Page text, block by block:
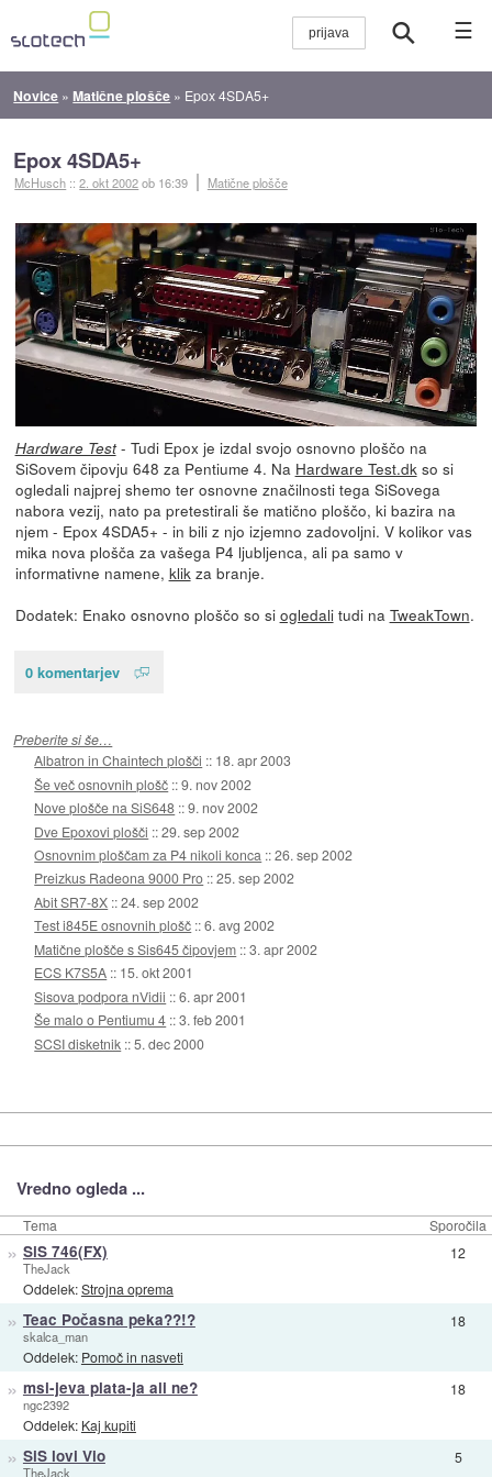
☰
Novice »Matične plošče » Epox 4SDA5+
Epox 4SDA5+
McHusch ::2. okt 2002ob 16:39 Matične plošče
Hardware Test- Tudi Epox je izdal svojo osnovno ploščo na
SiSovem čipovju 648 za Pentiume 4. Na Hardware Test.dk so si
ogledali najprej shemo ter osnovne značilnosti tega SiSovega
nabora vezij, nato pa pretestirali še matično ploščo, ki bazira na
njem - Epox 4SDA5+ - in bili z njo izjemno zadovoljni. V kolikor vas
mika nova plošča za vašega P4 ljubljenca, ali pa samo v
informativne namene, klik za branje.
Dodatek: Enako osnovno ploščo so si ogledalitudi na TweakTown.
0 komentarjev
Preberite si še…
Albatron in Chaintech plošči :: 18. apr 2003
Še več osnovnih plošč ::9. nov 2002
Nove plošče na SiS648 ::9. nov 2002
Dve Epoxovi plošči ::29. sep 2002
Osnovnim ploščam za P4 nikoli konca ::26. sep 2002
Preizkus Radeona 9000 Pro ::25. sep 2002
Abit SR7-8X ::24. sep 2002
Test i845E osnovnih plošč ::6. avg 2002
Matične plošče s Sis645 čipovjem ::3. apr 2002
ECS K7S5A :: 15. okt 2001
Sisova podpora nVidii ::6. apr 2001
Še malo o Pentiumu 4 ::3. feb 2001
SCSI disketnik ::5. dec 2000
Vredno ogleda ...
Tema Sporočila
» SiS 746(FX)
TheJack
Oddelek:Strojna oprema
12
» Teac Počasna peka??!?
skalca_man
Oddelek: Pomoč in nasveti
18
» msi-jeva plata-ja ali ne?
ngc2392
Oddelek: Kaj kupiti
18
» SiS lovi Vio
TheJack
5